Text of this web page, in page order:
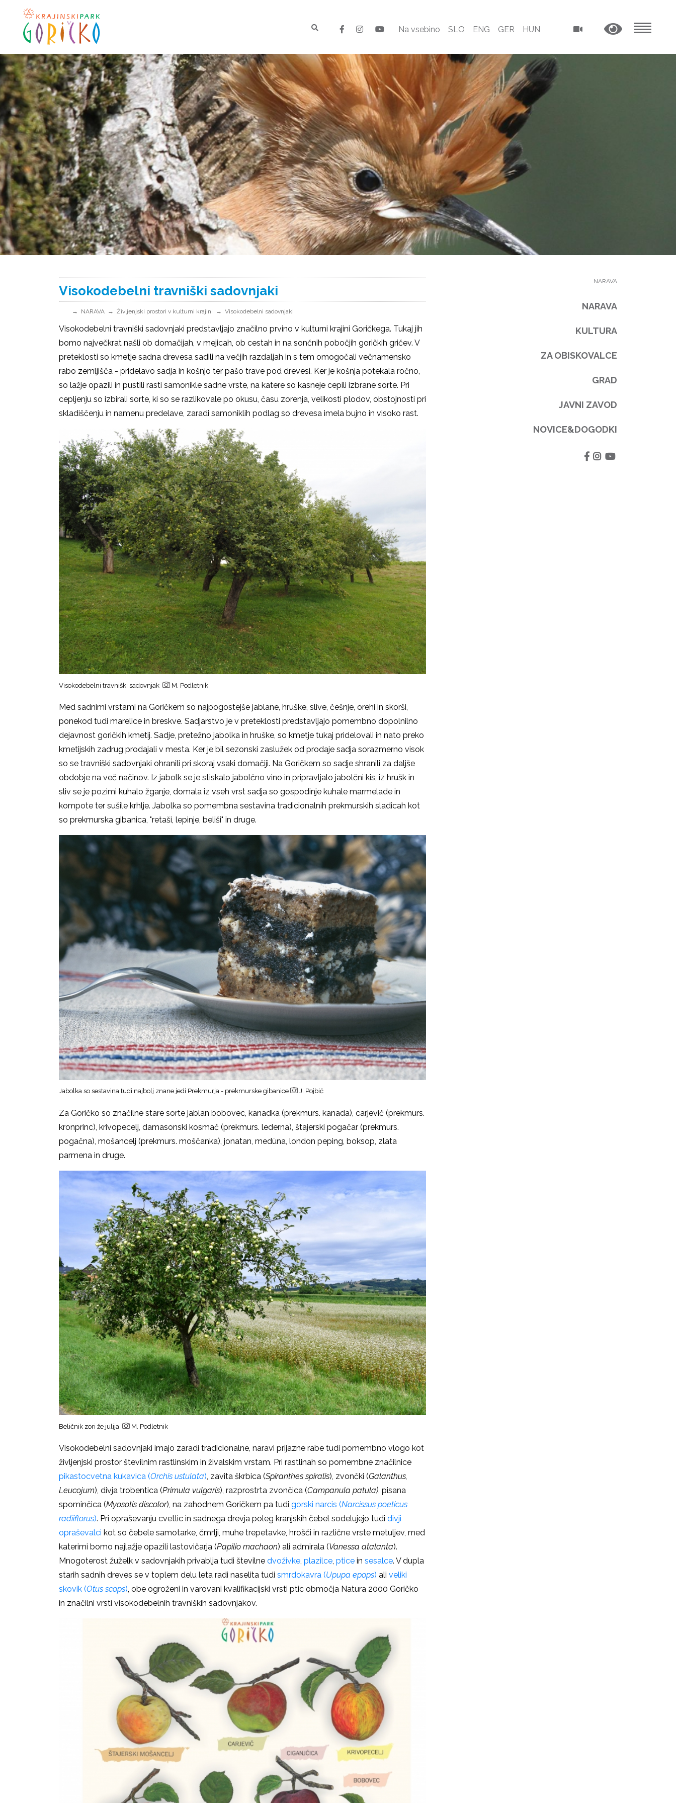
Na vsebino SLO ENG GER HUN
Visokodebelni travniški sadovnjaki
NARAVA Življenjski prostori v kulturni krajini Visokodebelni sadovnjaki
Visokodebelni travniški sadovnjaki predstavljajo značilno prvino v kulturni krajini Goričkega. Tukaj jih
bomo največkrat našli ob domačijah, v mejicah, ob cestah in na sončnih pobočjih goričkih gričev. V
preteklosti so kmetje sadna drevesa sadili na večjih razdaljah in s tem omogočali večnamensko
rabo zemljišča - pridelavo sadja in košnjo ter pašo trave pod drevesi. Ker je košnja potekala ročno,
so lažje opazili in pustili rasti samonikle sadne vrste, na katere so kasneje cepili izbrane sorte. Pri
cepljenju so izbirali sorte, ki so se razlikovale po okusu, času zorenja, velikosti plodov, obstojnosti pri
skladiščenju in namenu predelave, zaradi samoniklih podlag so drevesa imela bujno in visoko rast.
Visokodebelni travniški sadovnjak M. Podletnik
Med sadnimi vrstami na Goričkem so najpogostejše jablane, hruške, slive, češnje, orehi in skorši,
ponekod tudi marelice in breskve. Sadjarstvo je v preteklosti predstavljajo pomembno dopolnilno
dejavnost goričkih kmetij. Sadje, pretežno jabolka in hruške, so kmetje tukaj pridelovali in nato preko
kmetijskih zadrug prodajali v mesta. Ker je bil sezonski zaslužek od prodaje sadja sorazmerno visok
so se travniški sadovnjaki ohranili pri skoraj vsaki domačiji. Na Goričkem so sadje shranili za daljše
obdobje na več načinov. Iz jabolk se je stiskalo jabolčno vino in pripravljalo jabolčni kis, iz hrušk in
sliv se je pozimi kuhalo žganje, domala iz vseh vrst sadja so gospodinje kuhale marmelade in
kompote ter sušile krhlje. Jabolka so pomembna sestavina tradicionalnih prekmurskih sladicah kot
so prekmurska gibanica, "retaši, lepinje, beliši" in druge.
Jabolka so sestavina tudi najbolj znane jedi Prekmurja - prekmurske gibanice J. Pojbič
Za Goričko so značilne stare sorte jablan bobovec, kanadka (prekmurs. kanada), carjevič (prekmurs.
kronprinc), krivopecelj, damasonski kosmač (prekmurs. lederna), štajerski pogačar (prekmurs.
pogačna), mošancelj (prekmurs. moščanka), jonatan, medüna, london peping, boksop, zlata
parmena in druge.
Beličnik zori že julija M. Podletnik
Visokodebelni sadovnjaki imajo zaradi tradicionalne, naravi prijazne rabe tudi pomembno vlogo kot
življenjski prostor številnim rastlinskim in živalskim vrstam. Pri rastlinah so pomembne značilnice
pikastocvetna kukavica (Orchis ustulata), zavita škrbica (Spiranthes spiralis), zvončki (Galanthus,
Leucojum), divja trobentica (Primula vulgaris), razprostrta zvončica (Campanula patula), pisana
spominčica (Myosotis discolor), na zahodnem Goričkem pa tudi gorski narcis (Narcissus poeticus
radiiflorus). Pri opraševanju cvetlic in sadnega drevja poleg kranjskih čebel sodelujejo tudi divji
opraševalci kot so čebele samotarke, čmrlji, muhe trepetavke, hrošči in različne vrste metuljev, med
katerimi bomo najlažje opazili lastovičarja (Papilio machaon) ali admirala (Vanessa atalanta).
Mnogoterost žuželk v sadovnjakih privablja tudi številne dvoživke, plazilce, ptice in sesalce. V dupla
starih sadnih dreves se v toplem delu leta radi naselita tudi smrdokavra (Upupa epops) ali veliki
skovik (Otus scops), obe ogroženi in varovani kvalifikacijski vrsti ptic območja Natura 2000 Goričko
in značilni vrsti visokodebelnih travniških sadovnjakov.
NARAVA
NARAVA
KULTURA
ZA OBISKOVALCE
GRAD
JAVNI ZAVOD
NOVICE&DOGODKI